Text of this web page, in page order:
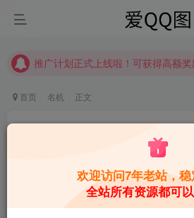
推广计划正式上线啦！可获得高额奖
推广计划正式上线啦！可获得高额
首页 名机 正文
Espacia Korea：从韩模到出
青萌酱
1个月前更新
欢迎访问7年老站，稳
全站所有资源都可以